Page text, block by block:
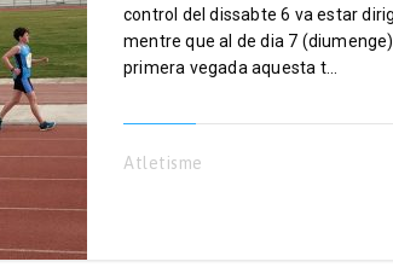
control del dissabte 6 va estar
mentre que al de dia 7
primera vegada aquesta t...
Atletisme